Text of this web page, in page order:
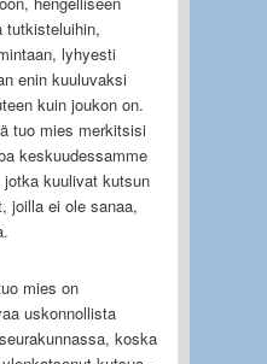
tutkisteluihin,
lyhyesti
enin kuuluvaksi
kuin joukon on.
tuo mies merkitsisi
keskuudessamme
kuulivat kutsun
joilla ei ole sanaa,
mies on
uskonnollista
koska